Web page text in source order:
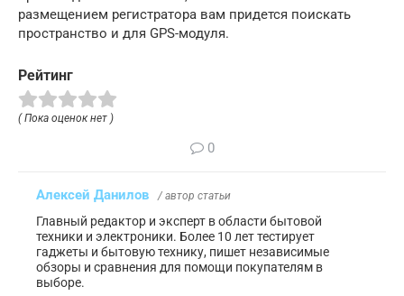
размещением регистратора вам придется поискать
пространство и для GPS-модуля.
Рейтинг
( Пока оценок нет )
0
Алексей Данилов / автор статьи
Главный редактор и эксперт в области бытовой
техники и электроники. Более 10 лет тестирует
гаджеты и бытовую технику, пишет независимые
обзоры и сравнения для помощи покупателям в
выборе.